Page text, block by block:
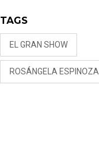
TAGS
EL GRAN SHOW
ROSÁNGELA ESPINOZA